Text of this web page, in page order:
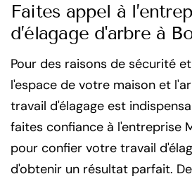
Faites appel à
d’élagage d'arbre à
Pour des raisons de sécurité
l'espace de votre maison et
travail d'élagage est
faites confiance à l'entreprise
pour confier votre travail
d'obtenir un résultat parfait.